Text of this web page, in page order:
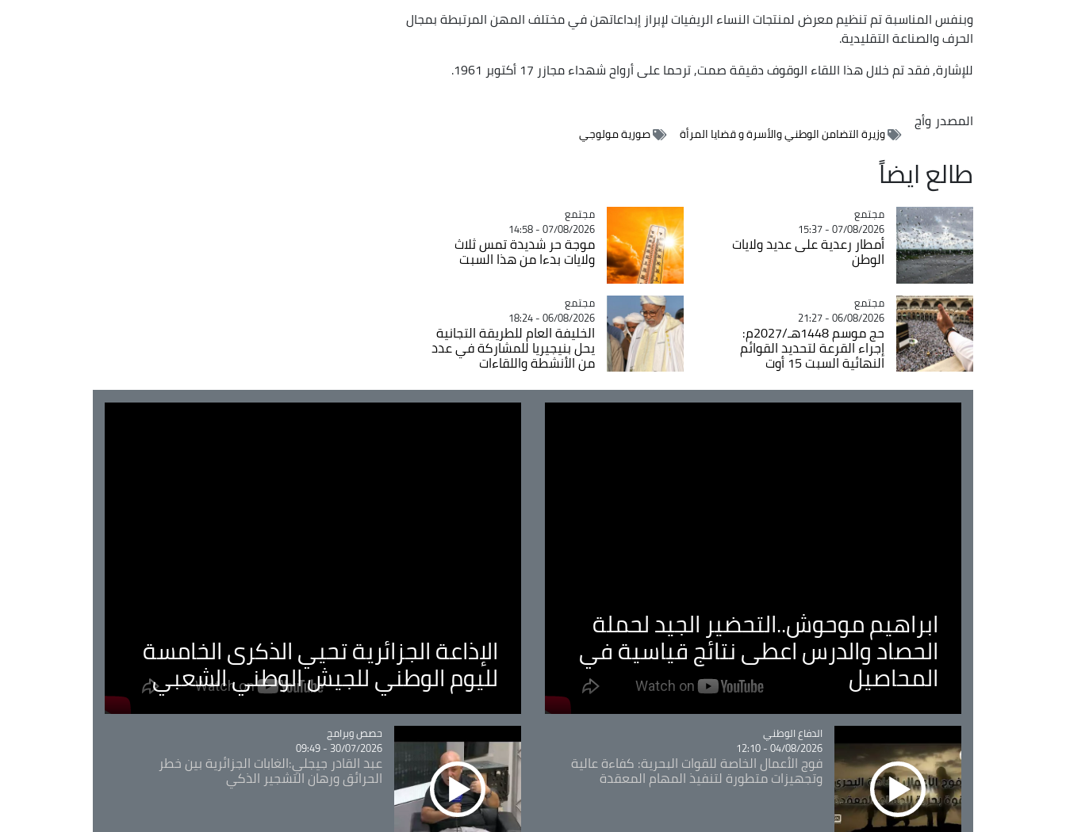
وبنفس المناسبة تم تنظيم معرض لمنتجات النساء الريفيات لإبراز إبداعاتهن في مختلف المهن المرتبطة بمجال
الحرف والصناعة التقليدية.
للإشارة, فقد تم خلال هذا اللقاء الوقوف دقيقة صمت, ترحما على أرواح شهداء مجازر 17 أكتوبر 1961.
المصدر وأج
وزيرة التضامن الوطني والأسرة و قضايا المرأة صورية مولوجي
طالع ايضاً
Catégorie
مجتمع
07/08/2026 - 15:37
أمطار رعدية على عديد ولايات
الوطن
Catégorie
مجتمع
07/08/2026 - 14:58
موجة حر شديدة تمس ثلاث
ولايات بدءا من هذا السبت
Catégorie
مجتمع
06/08/2026 - 21:27
حج موسم 1448هـ/2027م:
إجراء القرعة لتحديد القوائم
النهائية السبت 15 أوت
Catégorie
مجتمع
06/08/2026 - 18:24
الخليفة العام للطريقة التجانية
يحل بنيجيريا للمشاركة في عدد
من الأنشطة واللقاءات
ابراهيم موحوش..التحضير الجيد لحملة
الحصاد والدرس اعطى نتائج قياسية في
المحاصيل
الإذاعة الجزائرية تحيي الذكرى الخامسة
لليوم الوطني للجيش الوطني الشعبي
Catégorie
الدفاع الوطني
04/08/2026 - 12:10
فوج الأعمال الخاصة للقوات البحرية: كفاءة عالية
وتجهيزات متطورة لتنفيذ المهام المعقدة
Catégorie
حصص وبرامج
30/07/2026 - 09:49
عبد القادر جيجلي:الغابات الجزائرية بين خطر
الحرائق ورهان التشجير الذكي